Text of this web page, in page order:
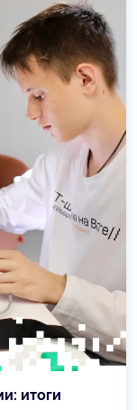
итоги